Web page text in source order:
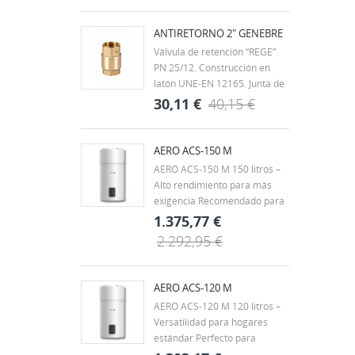
roscados según ISO 7/1 H-H.
Rango de temperatura -20ºC a
60ºC. Mando palanca de
acero con recubrimiento
DACROMET,...
ANTIRETORNO 2" GENEBRE
Válvula de retención “REGE”
PN 25/12. Construcción en
latón UNE-EN 12165. Junta de
clapeta vulcanizada de NBR.
Muelle en acero inox. AISI 304.
Extremos rosca gas (BSP) H-H
- ISO 228/1. Temp. máx. 90ºC.
Montaje en cualquier posición.
30,11 € 40,15 €
AERO ACS-150 M
AERO ACS-150 M 150 litros –
Alto rendimiento para más
exigencia Recomendado para
viviendas unifamiliares,
chalets o familias de 3 a 4
personas, con hasta 2 baños.
También es una buena opción
demanda puntual, como...
1.375,77 €
2.292,95 €
AERO ACS-120 M
AERO ACS-120 M 120 litros –
Versatilidad para hogares
estándar Perfecto para